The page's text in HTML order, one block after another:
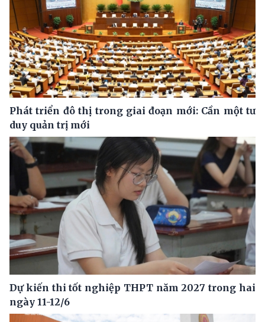
Phát triển đô thị trong giai đoạn mới: Cần một tư
duy quản trị mới
Dự kiến thi tốt nghiệp THPT năm 2027 trong hai
ngày 11-12/6